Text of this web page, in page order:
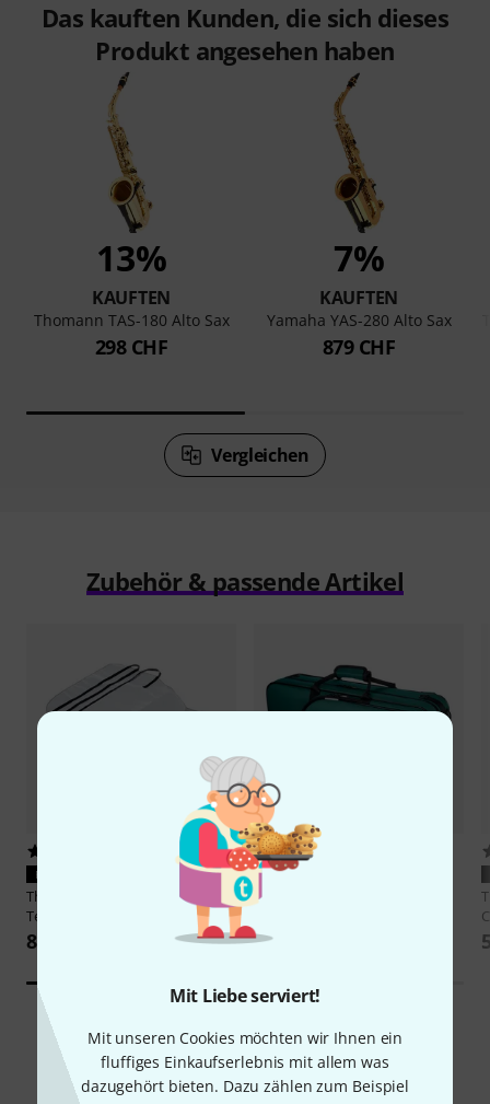
Mit Liebe serviert!
Mit unseren Cookies möchten wir Ihnen ein
fluffiges Einkaufserlebnis mit allem was
dazugehört bieten. Dazu zählen zum Beispiel
Das kauften Kunden, die sich dieses
Produkt angesehen haben
13%
KAUFTEN
Thomann TAS-180 Alto Sax
298 CHF
7%
KAUFTEN
Yamaha YAS-280 Alto Sax
879 CHF
Vergleichen
Zubehör & passende Artikel
PASST GARANTIERT
Thomann
Cleaning Set Alto
Tenor Sax
8,90 CHF
PASST GARANTIERT
Thomann
53 CHF
1001Kundenbewertungen